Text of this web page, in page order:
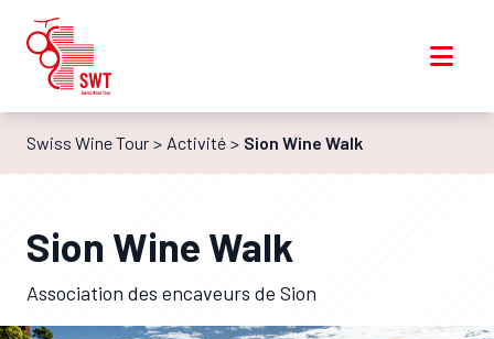
Swiss Wine Tour Activité Sion Wine Walk
Sion Wine Walk
Association des encaveurs de Sion